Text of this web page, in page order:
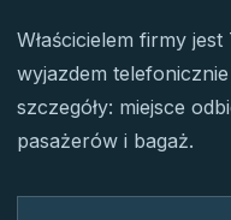
Właścicielem firmy
wyjazdem
szczegóły: miejsce
pasażerów i bagaż.